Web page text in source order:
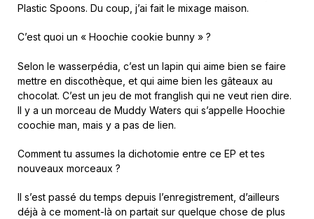
Plastic Spoons. Du coup, j’ai fait le mixage maison.
C’est quoi un « Hoochie cookie bunny » ?
Selon le wasserpédia, c’est un lapin qui aime bien se faire
mettre en discothèque, et qui aime bien les gâteaux au
chocolat. C’est un jeu de mot franglish qui ne veut rien dire.
Il y a un morceau de Muddy Waters qui s’appelle Hoochie
coochie man, mais y a pas de lien.
Comment tu assumes la dichotomie entre ce EP et tes
nouveaux morceaux ?
Il s’est passé du temps depuis l’enregistrement, d’ailleurs
déjà à ce moment-là on partait sur quelque chose de plus